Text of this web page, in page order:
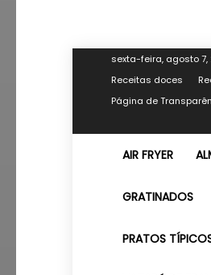
sexta-feira, agosto 7,
Receitas doces
Página de
AIR FRYER
GRATINADOS
PRATOS